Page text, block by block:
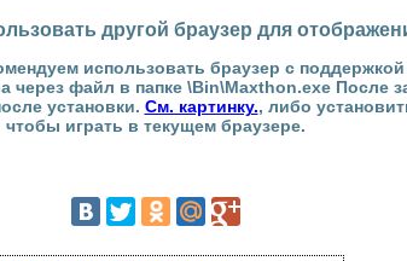
другой браузер для
использовать браузер с
через файл в папке \Bin\Maxthon.exe После
установки. См. картинку., либо
чтобы играть в текущем браузере.